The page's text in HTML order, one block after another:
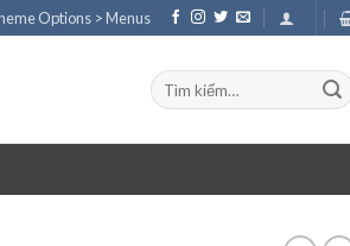
Options > Menus
Tìm
kiếm: